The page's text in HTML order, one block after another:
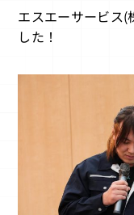
エスエーサービス(
した！